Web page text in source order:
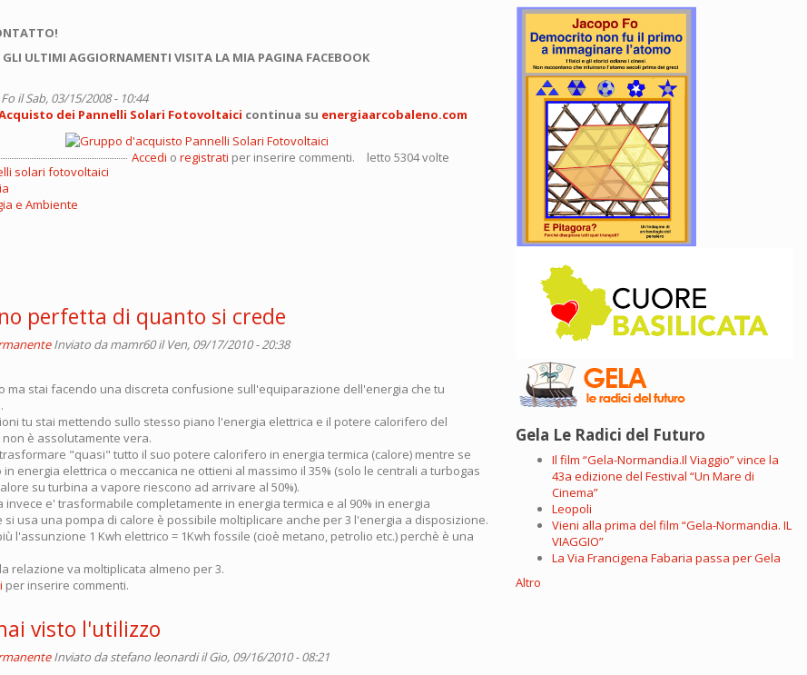
GLI ULTIMI AGGIORNAMENTI VISITA LA MIA PAGINA FACEBOOK
il Sab, 03/15/2008 - 10:44
dei Pannelli Solari Fotovoltaici continua su energiaarcobaleno.com
solari fotovoltaici
e Ambiente
Accedi o registrati per inserire commenti. letto 5304 volte
perfetta di quanto si crede
Inviato damamr60il Ven, 09/17/2010 - 20:38
ma stai facendo una discreta confusione sull'equiparazione dell'energia che tu
tu stai mettendo sullo stesso piano l'energia elettrica e il potere calorifero del
è assolutamente vera.
"quasi" tutto il suo potere calorifero in energia termica (calore) mentre se
energia elettrica o meccanica ne ottieni al massimo il 35% (solo le centrali a turbogas
su turbina a vapore riescono ad arrivare al 50%).
invece e' trasformabile completamente in energia termica e al 90% in energia
si usa una pompa di calore è possibile moltiplicare anche per 3 l'energia a disposizione.
l'assunzione 1 Kwh elettrico = 1Kwh fossile (cioè metano, petrolio etc.) perchè è una
relazione va moltiplicata almeno per 3.
per inserire commenti.
visto l'utilizzo
Inviato da stefano leonardiil Gio, 09/16/2010 - 08:21
Gela Le Radici del Futuro
Il film “Gela-Normandia.Il Viaggio” vince la
43a edizione del Festival “Un Mare di
Cinema”
Leopoli
Vieni alla prima del film “Gela-Normandia. IL
VIAGGIO”
La Via Francigena Fabaria passa per Gela
Altro